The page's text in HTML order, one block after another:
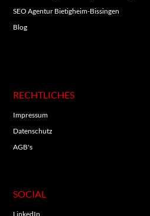
SEO Agentur Bietigheim-Bissingen
Blog
RECHTLICHES
Impressum
Datenschutz
AGB's
SOCIAL
LinkedIn